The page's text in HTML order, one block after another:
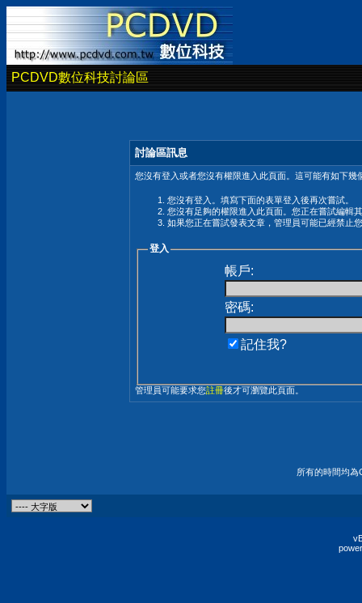
PCDVD數位科技討論區
討論區訊息
您沒有登入或者您沒有權限進入此頁面。這可能有如下幾
您沒有登入。填寫下面的表單登入後再次嘗試。
您沒有足夠的權限進入此頁面。您正在嘗試編輯
如果您正在嘗試發表文章，管理員可能已經禁止
登入
帳戶:
密碼:
記住我?
管理員可能要求您註冊後才可瀏覽此頁面。
所有的時間均為